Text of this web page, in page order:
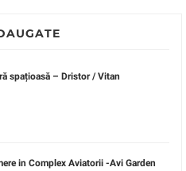
spațioasă – Dristor / Vitan
in Complex Aviatorii -Avi Garden